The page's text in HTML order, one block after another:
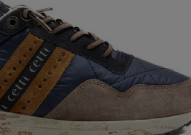
AÑADIDO AL CARRITO